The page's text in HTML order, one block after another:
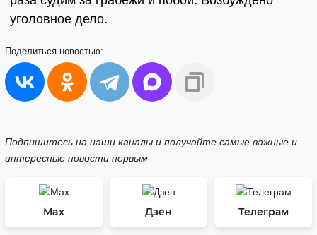
уголовное дело.
Поделиться новостью:
Подпишитесь на наши каналы и получайте самые важные и
интересные новости первым
Max Дзен Телеграм